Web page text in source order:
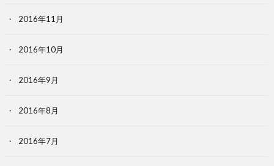
2016年11月
2016年10月
2016年9月
2016年8月
2016年7月